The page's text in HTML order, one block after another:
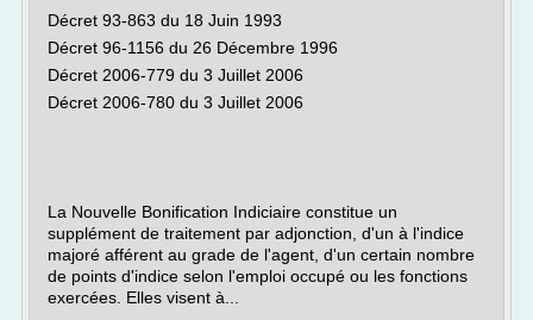
Décret 93-863 du 18 Juin 1993
Décret 96-1156 du 26 Décembre 1996
Décret 2006-779 du 3 Juillet 2006
Décret 2006-780 du 3 Juillet 2006
La Nouvelle Bonification Indiciaire constitue un
supplément de traitement par adjonction, d'un à l'indice
majoré afférent au grade de l'agent, d'un certain nombre
de points d'indice selon l'emploi occupé ou les fonctions
exercées. Elles visent à...